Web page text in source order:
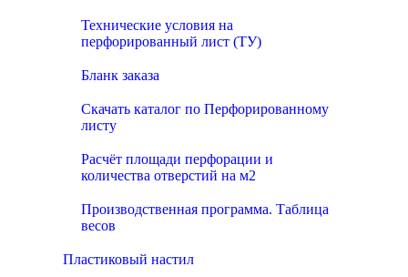
Технические условия на
перфорированный лист (ТУ)
Бланк заказа
Скачать каталог по Перфорированному
листу
Расчёт площади перфорации и
количества отверстий на м2
Производственная программа. Таблица
весов
Пластиковый настил